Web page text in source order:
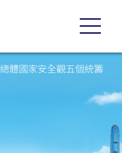
總體國家安全觀五個統籌